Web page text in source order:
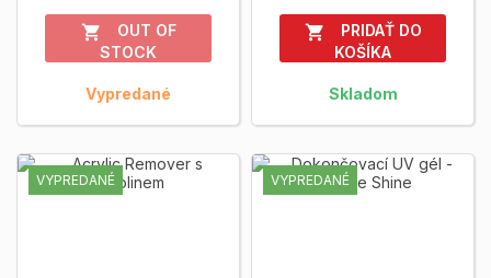

OUT OF
STOCK
Vypredané

PRIDAŤ DO
KOŠÍKA
Skladom
VYPREDANÉ VYPREDANÉ